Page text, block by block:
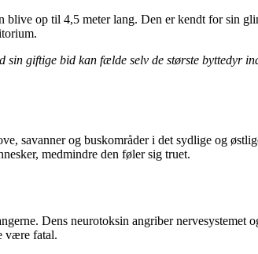
blive op til 4,5 meter lang. Den er kendt for sin
giftige bid kan fælde selv de største byttedyr
savanner og buskområder i det sydlige og
medmindre den føler sig truet.
Dens neurotoksin angriber
være fatal.